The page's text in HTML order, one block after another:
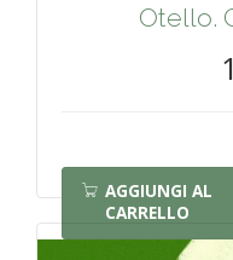
Otello.
AGGIUNGI AL
CARRELLO